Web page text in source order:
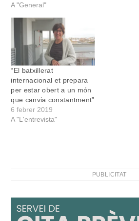
distància, almenys pel que
per la qual cosa aquests
estudis han estat a punt
de desaparèixer després
de 40 anys de
funcionament.…
A "General"
“El batxillerat
internacional et prepara
per estar obert a un món
que canvia constantment”
6 febrer 2019
A "L'entrevista"
PUBLICITAT